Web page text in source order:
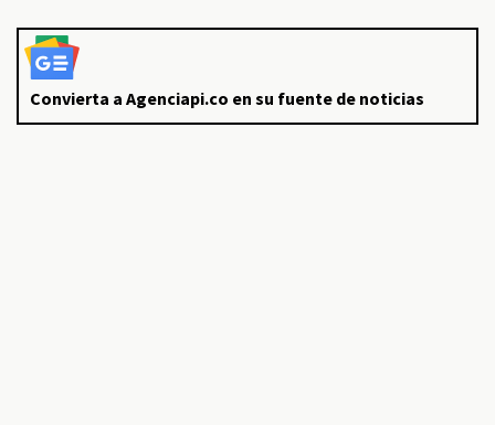
Convierta a Agenciapi.co en su fuente de noticias